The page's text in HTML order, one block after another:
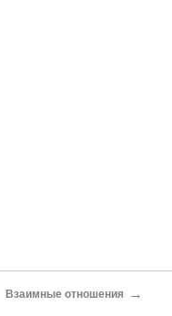
Взаимные отношения →